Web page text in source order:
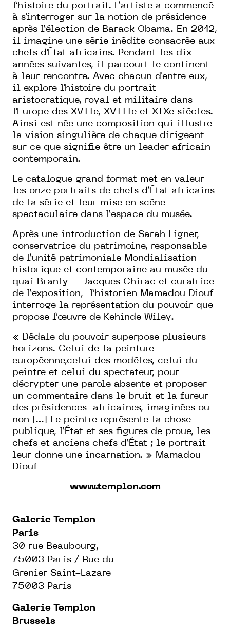
l’histoire du portrait. L’artiste a commencé
à s'interroger sur la notion de présidence
après l’élection de Barack Obama. En 2012,
il imagine une série inédite consacrée aux
chefs d'État africains. Pendant les dix
années suivantes, il parcourt le continent
à leur rencontre. Avec chacun d'entre eux,
il explore l'histoire du portrait
aristocratique, royal et militaire dans
l'Europe des XVIIe, XVIIIe et XIXe siècles.
Ainsi est née une composition qui illustre
la vision singulière de chaque dirigeant
sur ce que signifie être un leader africain
contemporain.
Le catalogue grand format met en valeur
les onze portraits de chefs d’État africains
de la série et leur mise en scène
spectaculaire dans l’espace du musée.
Après une introduction de Sarah Ligner,
conservatrice du patrimoine, responsable
de l’unité patrimoniale Mondialisation
historique et contemporaine au musée du
quai Branly – Jacques Chirac et curatrice
de l’exposition, l’historien Mamadou Diouf
interroge la représentation du pouvoir que
propose l’œuvre de Kehinde Wiley.
« Dédale du pouvoir superpose plusieurs
horizons. Celui de la peinture
européenne,celui des modèles, celui du
peintre et celui du spectateur, pour
décrypter une parole absente et proposer
un commentaire dans le bruit et la fureur
des présidences africaines, imaginées ou
non […] Le peintre représente la chose
publique, l’État et ses figures de proue, les
chefs et anciens chefs d’État ; le portrait
leur donne une incarnation. » Mamadou
Diouf
www.templon.com
Galerie Templon
Paris
30 rue Beaubourg,
75003 Paris / Rue du
Grenier Saint-Lazare
75003 Paris
Galerie Templon
Brussels